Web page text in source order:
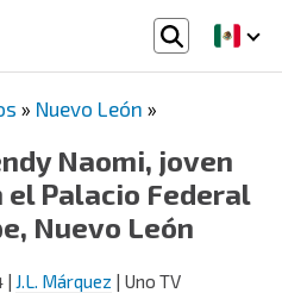
» Nuevo León »
Naomi, joven
Palacio Federal
Nuevo León
| J.L. Márquez | Uno TV